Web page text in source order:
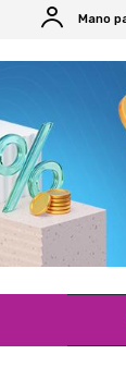
Mano